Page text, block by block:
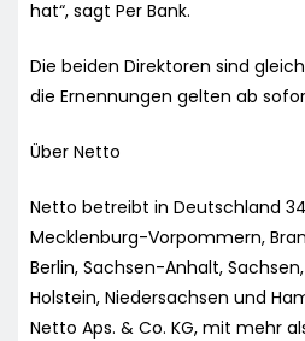
hat“, sagt Per Bank.
Die beiden Direktoren sind
die Ernennungen gelten ab
Über Netto
Netto betreibt in Deutschland
Mecklenburg-Vorpommern,
Berlin, Sachsen-Anhalt,
Holstein, Niedersachsen und
Netto Aps. & Co. KG, mit mehr